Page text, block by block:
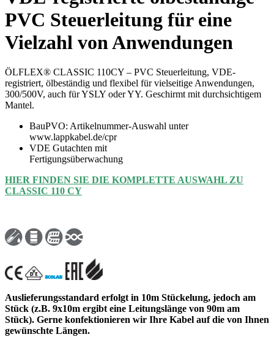
PVC Steuerleitung für eine
Vielzahl von Anwendungen
ÖLFLEX® CLASSIC 110CY – PVC Steuerleitung, VDE-
registriert, ölbeständig und flexibel für vielseitige Anwendungen,
300/500V, auch für YSLY oder YY. Geschirmt mit durchsichtigem
Mantel.
BauPVO: Artikelnummer-Auswahl unter
www.lappkabel.de/cpr
VDE Gutachten mit
Fertigungsüberwachung
HIER FINDEN SIE DIE KOMPLETTE AUSWAHL ZU
CLASSIC 110 CY
Auslieferungsstandard erfolgt in 10m Stückelung, jedoch am
Stück (z.B. 9x10m ergibt eine Leitungslänge von 90m am
Stück). Gerne konfektionieren wir Ihre Kabel auf die von Ihnen
gewünschte Längen.